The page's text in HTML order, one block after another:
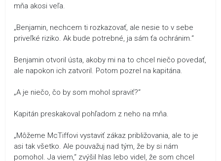
mňa akosi veľa.
„Benjamin, nechcem ti rozkazovať, ale nesie to v sebe
priveľké riziko. Ak bude potrebné, ja sám ťa ochránim.“
Benjamin otvoril ústa, akoby mi na to chcel niečo povedať,
ale napokon ich zatvoril. Potom pozrel na kapitána.
„A je niečo, čo by som mohol spraviť?“
Kapitán preskakoval pohľadom z neho na mňa.
„Môžeme McTiffovi vystaviť zákaz približovania, ale to je
asi tak všetko. Ale pouvažuj nad tým, že by si nám
pomohol. Ja viem,“ zvýšil hlas lebo videl, že som chcel